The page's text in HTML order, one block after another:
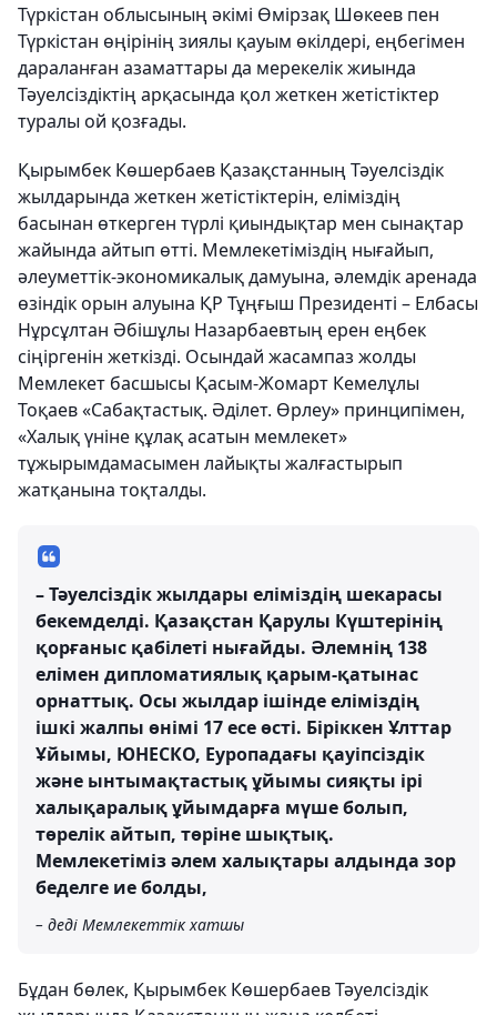
Түркістан облысының әкімі Өмірзақ Шөкеев пен
Түркістан өңірінің зиялы қауым өкілдері, еңбегімен
дараланған азаматтары да мерекелік жиында
Тәуелсіздіктің арқасында қол жеткен жетістіктер
туралы ой қозғады.
Қырымбек Көшербаев Қазақстанның Тәуелсіздік
жылдарында жеткен жетістіктерін, еліміздің
басынан өткерген түрлі қиындықтар мен сынақтар
жайында айтып өтті. Мемлекетіміздің нығайып,
әлеуметтік-экономикалық дамуына, әлемдік аренада
өзіндік орын алуына ҚР Тұңғыш Президенті – Елбасы
Нұрсұлтан Әбішұлы Назарбаевтың ерен еңбек
сіңіргенін жеткізді. Осындай жасампаз жолды
Мемлекет басшысы Қасым-Жомарт Кемелұлы
Тоқаев «Сабақтастық. Әділет. Өрлеу» принципімен,
«Халық үніне құлақ асатын мемлекет»
тұжырымдамасымен лайықты жалғастырып
жатқанына тоқталды.
– Тәуелсіздік жылдары еліміздің шекарасы
бекемделді. Қазақстан Қарулы Күштерінің
қорғаныс қабілеті нығайды. Әлемнің 138
елімен дипломатиялық қарым-қатынас
орнаттық. Осы жылдар ішінде еліміздің
ішкі жалпы өнімі 17 есе өсті. Біріккен Ұлттар
Ұйымы, ЮНЕСКО, Еуропадағы қауіпсіздік
және ынтымақтастық ұйымы сияқты ірі
халықаралық ұйымдарға мүше болып,
төрелік айтып, төріне шықтық.
Мемлекетіміз әлем халықтары алдында зор
беделге ие болды,
– деді Мемлекеттік хатшы
Бұдан бөлек, Қырымбек Көшербаев Тәуелсіздік